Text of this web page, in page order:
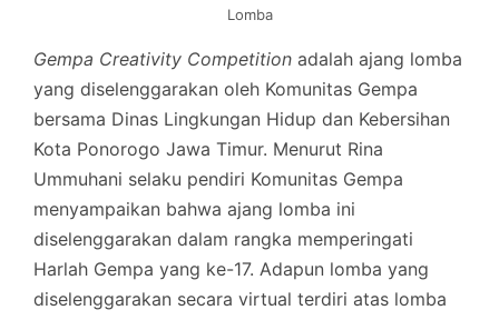
Lomba
Gempa Creativity Competition adalah ajang lomba
yang diselenggarakan oleh Komunitas Gempa
bersama Dinas Lingkungan Hidup dan Kebersihan
Kota Ponorogo Jawa Timur. Menurut Rina
Ummuhani selaku pendiri Komunitas Gempa
menyampaikan bahwa ajang lomba ini
diselenggarakan dalam rangka memperingati
Harlah Gempa yang ke-17. Adapun lomba yang
diselenggarakan secara virtual terdiri atas lomba